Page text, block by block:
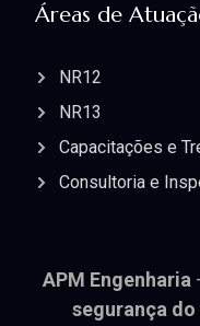
APM Engenharia
segurança
Áreas de
NR12
NR13
Capacitações e
Consultoria e